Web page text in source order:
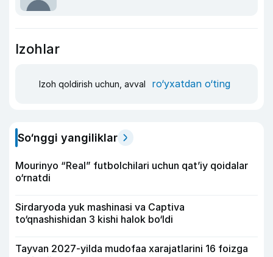
Izohlar
Izoh qoldirish uchun, avval ro‘yxatdan o‘ting
So‘nggi yangiliklar
Mourinyo “Real” futbolchilari uchun qat’iy qoidalar
o‘rnatdi
Sirdaryoda yuk mashinasi va Captiva
to‘qnashishidan 3 kishi halok bo‘ldi
Tayvan 2027-yilda mudofaa xarajatlarini 16 foizga